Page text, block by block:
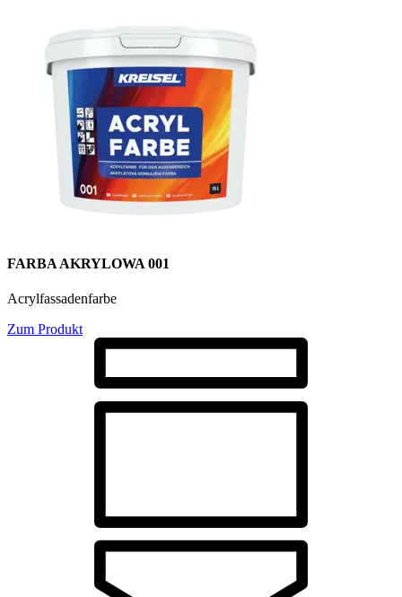
FARBA AKRYLOWA 001
Acrylfassadenfarbe
Zum Produkt